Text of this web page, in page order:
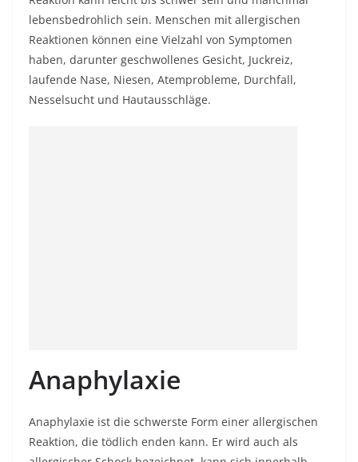
lebensbedrohlich sein. Menschen mit allergischen
Reaktionen können eine Vielzahl von Symptomen
haben, darunter geschwollenes Gesicht, Juckreiz,
laufende Nase, Niesen, Atemprobleme, Durchfall,
Nesselsucht und Hautausschläge.
Anaphylaxie
Anaphylaxie ist die schwerste Form einer allergischen
Reaktion, die tödlich enden kann. Er wird auch als